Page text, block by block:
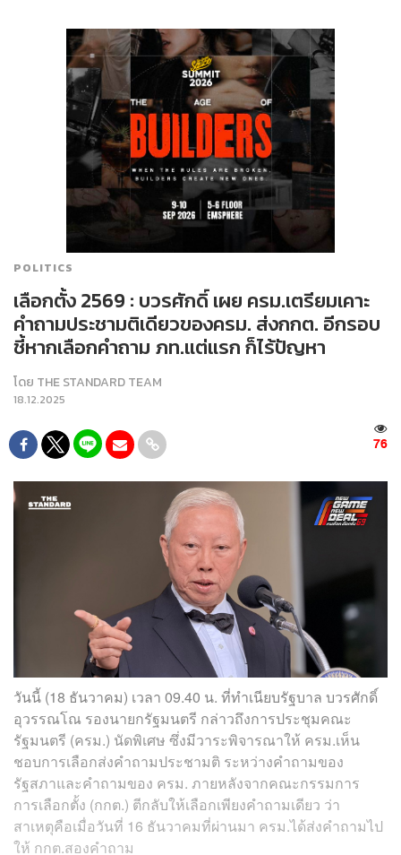
POLITICS
เลือกตั้ง 2569 : บวรศักดิ์ เผย ครม.เตรียมเคาะ
คำถามประชามติเดียวของครม. ส่งกกต. อีกรอบ
ชี้หากเลือกคำถาม ภท.แต่แรก ก็ไร้ปัญหา
โดย THE STANDARD TEAM
18.12.2025
76
วันนี้ (18 ธันวาคม) เวลา 09.40 น. ที่ทำเนียบรัฐบาล บวรศักดิ์
อุวรรณโณ รองนายกรัฐมนตรี กล่าวถึงการประชุมคณะ
รัฐมนตรี (ครม.) นัดพิเศษ ซึ่งมีวาระพิจารณาให้ ครม.เห็น
ชอบการเลือกส่งคำถามประชามติ ระหว่างคำถามของ
รัฐสภาและคำถามของ ครม. ภายหลังจากคณะกรรมการ
การเลือกตั้ง (กกต.) ตีกลับให้เลือกเพียงคำถามเดียว ว่า
สาเหตุคือเมื่อวันที่ 16 ธันวาคมที่ผ่านมา ครม.ได้ส่งคำถามไป
ให้ กกต.สองคำถาม